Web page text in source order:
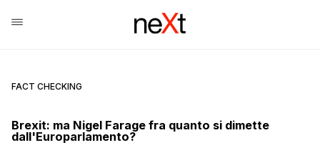
FACT CHECKING
Brexit: ma Nigel Farage fra quanto si dimette
dall'Europarlamento?